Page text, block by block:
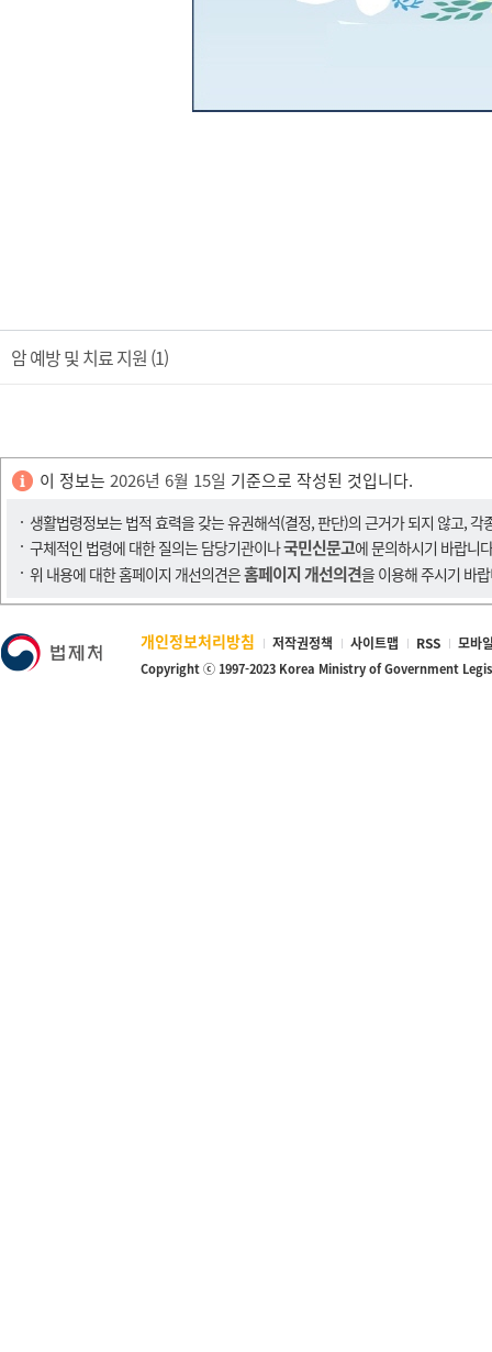
암 예방 및 치료 지원 (1)
이 정보는 2026년 6월 15일 기준으로 작성된 것입니다.
생활법령정보는 법적 효력을 갖는 유권해석(결정, 판단)의 근거가 되지 않고,
구체적인 법령에 대한 질의는 담당기관이나국민신문고에 문의하시기 바랍니
위 내용에 대한 홈페이지 개선의견은홈페이지 개선의견을 이용해 주시기 바
개인정보처리방침 저작권정책 사이트맵 RSS 모바
Copyright ⓒ 1997-2023 Korea Ministry of Government